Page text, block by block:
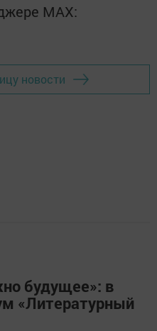
MАХ:
новости
будущее»: в
«Литературный